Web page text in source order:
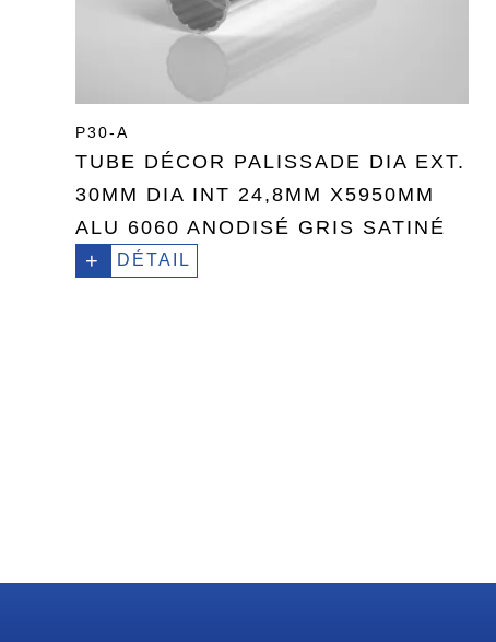
P30-A
TUBE DÉCOR PALISSADE DIA EXT.
30MM DIA INT 24,8MM X5950MM
ALU 6060 ANODISÉ GRIS SATINÉ
+ DÉTAIL